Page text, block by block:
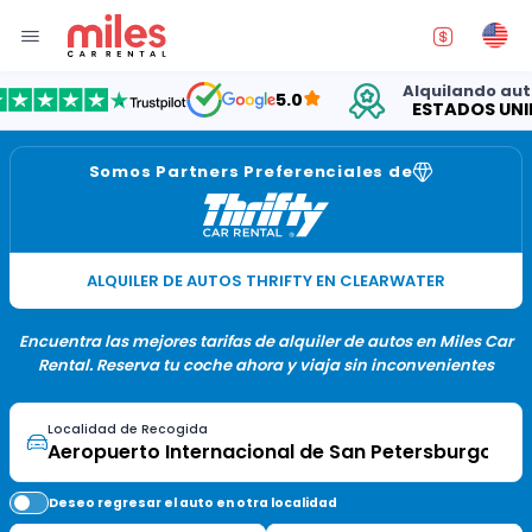
5.0 Alquilando autos en
ESTADOS UNIDOS
Somos Partners Preferenciales de
ALQUILER DE AUTOS THRIFTY EN CLEARWATER
Encuentra las mejores tarifas de alquiler de autos en Miles Car
Rental. Reserva tu coche ahora y viaja sin inconvenientes
Localidad de Recogida
Deseo regresar el auto en otra localidad